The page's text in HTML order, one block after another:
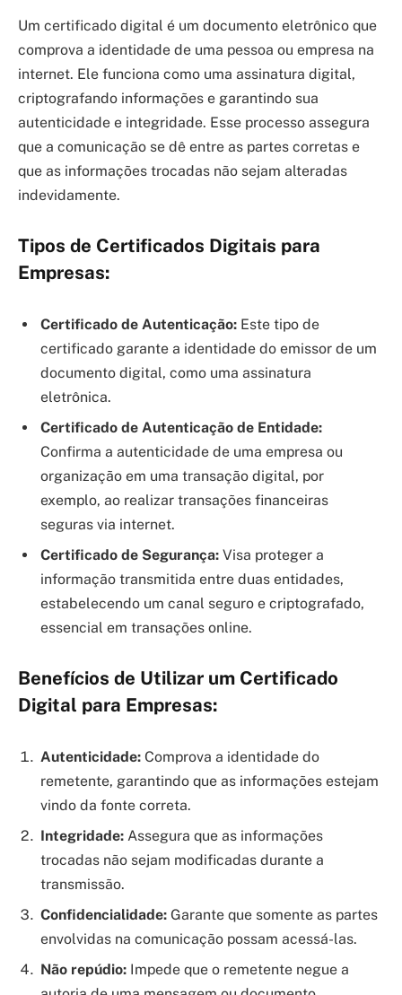
Um certificado digital é um documento eletrônico que
comprova a identidade de uma pessoa ou empresa na
internet. Ele funciona como uma assinatura digital,
criptografando informações e garantindo sua
autenticidade e integridade. Esse processo assegura
que a comunicação se dê entre as partes corretas e
que as informações trocadas não sejam alteradas
indevidamente.
Tipos de Certificados Digitais para
Empresas:
Certificado de Autenticação: Este tipo de
certificado garante a identidade do emissor de um
documento digital, como uma assinatura
eletrônica.
Certificado de Autenticação de Entidade:
Confirma a autenticidade de uma empresa ou
organização em uma transação digital, por
exemplo, ao realizar transações financeiras
seguras via internet.
Certificado de Segurança: Visa proteger a
informação transmitida entre duas entidades,
estabelecendo um canal seguro e criptografado,
essencial em transações online.
Benefícios de Utilizar um Certificado
Digital para Empresas:
Autenticidade: Comprova a identidade do
remetente, garantindo que as informações estejam
vindo da fonte correta.
Integridade: Assegura que as informações
trocadas não sejam modificadas durante a
transmissão.
Confidencialidade: Garante que somente as partes
envolvidas na comunicação possam acessá-las.
Não repúdio: Impede que o remetente negue a